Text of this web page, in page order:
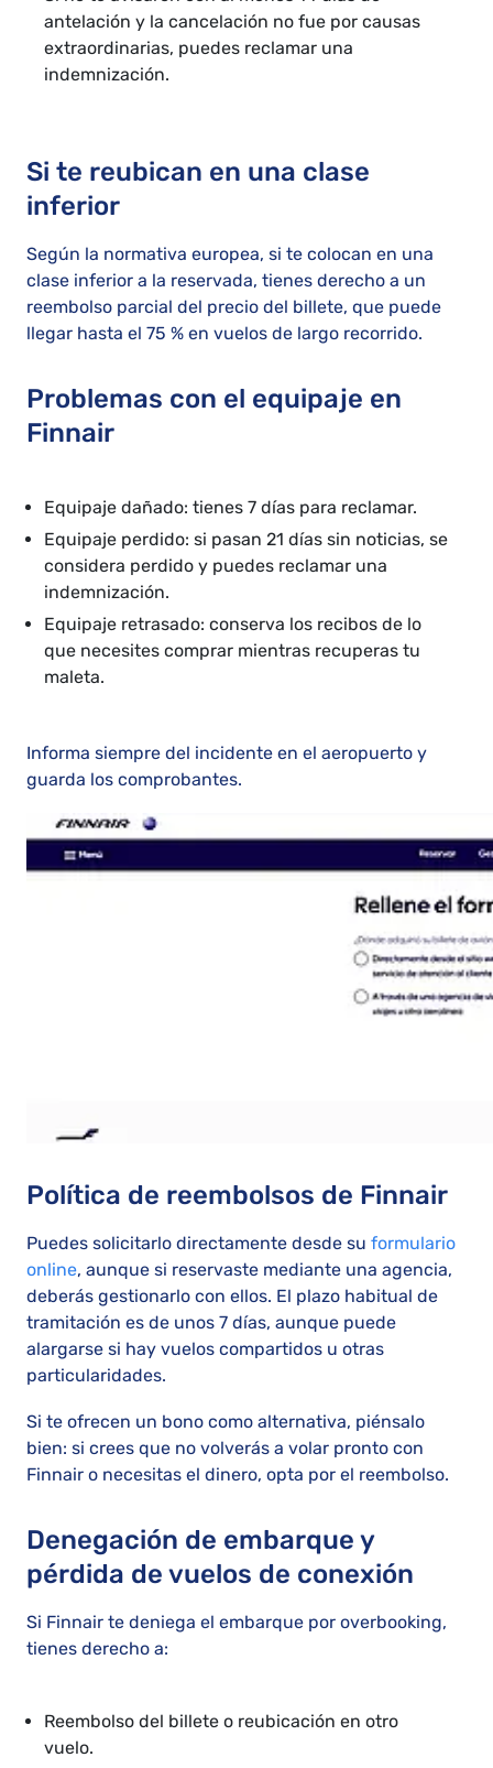
antelación y la cancelación no fue por causas
extraordinarias, puedes reclamar una
indemnización.
Si te reubican en una clase
inferior
Según la normativa europea, si te colocan en una
clase inferior a la reservada, tienes derecho a un
reembolso parcial del precio del billete, que puede
llegar hasta el 75 % en vuelos de largo recorrido.
Problemas con el equipaje en
Finnair
Equipaje dañado: tienes 7 días para reclamar.
Equipaje perdido: si pasan 21 días sin noticias, se
considera perdido y puedes reclamar una
indemnización.
Equipaje retrasado: conserva los recibos de lo
que necesites comprar mientras recuperas tu
maleta.
Informa siempre del incidente en el aeropuerto y
guarda los comprobantes.
Política de reembolsos de Finnair
Puedes solicitarlo directamente desde su formulario
online, aunque si reservaste mediante una agencia,
deberás gestionarlo con ellos. El plazo habitual de
tramitación es de unos 7 días, aunque puede
alargarse si hay vuelos compartidos u otras
particularidades.
Si te ofrecen un bono como alternativa, piénsalo
bien: si crees que no volverás a volar pronto con
Finnair o necesitas el dinero, opta por el reembolso.
Denegación de embarque y
pérdida de vuelos de conexión
Si Finnair te deniega el embarque por overbooking,
tienes derecho a:
Reembolso del billete o reubicación en otro
vuelo.